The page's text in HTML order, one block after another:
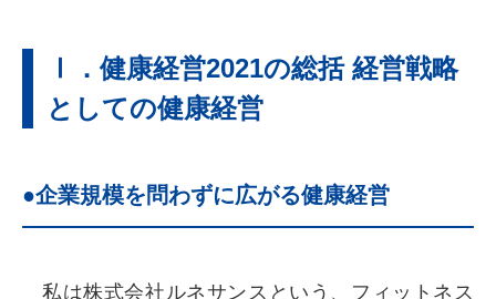
Ⅰ．健康経営2021の総括 経営戦略
としての健康経営
●企業規模を問わずに広がる健康経営
私は株式会社ルネサンスという、フィットネス